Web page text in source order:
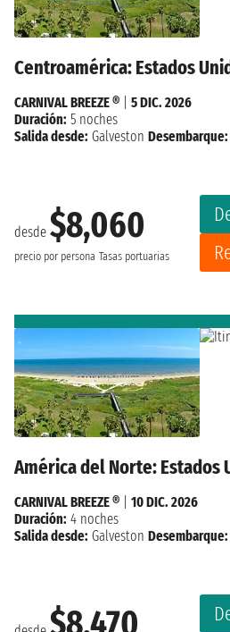
Centroamérica: Estados
desde $8,060
precio por persona Tasas portuarias
CARNIVAL BREEZE ®
5 DIC. 2026
Duración: 5 noches
Salida desde: Galveston Desembarque:
América del Norte: Estados
CARNIVAL BREEZE ®
10 DIC. 2026
Duración: 4 noches
Salida desde: Galveston Desembarque: